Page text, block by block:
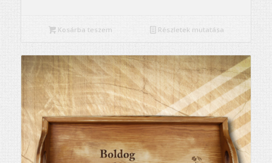
Kosárba teszem Részletek mutatása